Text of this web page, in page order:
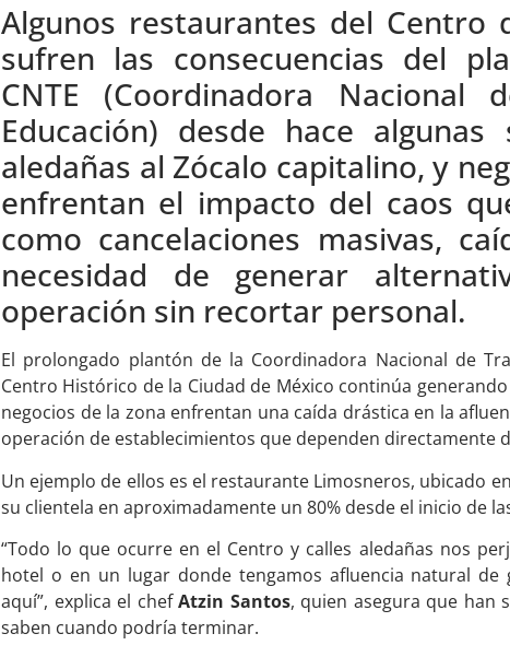
Algunos restaurantes del Centro
sufren las consecuencias del
CNTE (Coordinadora Nacional
Educación) desde hace
aledañas al Zócalo capitalino, y
enfrentan el impacto del caos
como cancelaciones masivas,
necesidad de generar
operación sin recortar personal.
El prolongado plantón de la Coordinadora Nacional de
Centro Histórico de la Ciudad de México continúa
negocios de la zona enfrentan una caída drástica en la
operación de establecimientos que dependen directamente
Un ejemplo de ellos es el restaurante Limosneros, ubicado
su clientela en aproximadamente un 80% desde el inicio de
“Todo lo que ocurre en el Centro y calles aledañas nos
hotel o en un lugar donde tengamos afluencia natural de
aquí”, explica el chefAtzin Santos, quien asegura que han
saben cuando podría terminar.